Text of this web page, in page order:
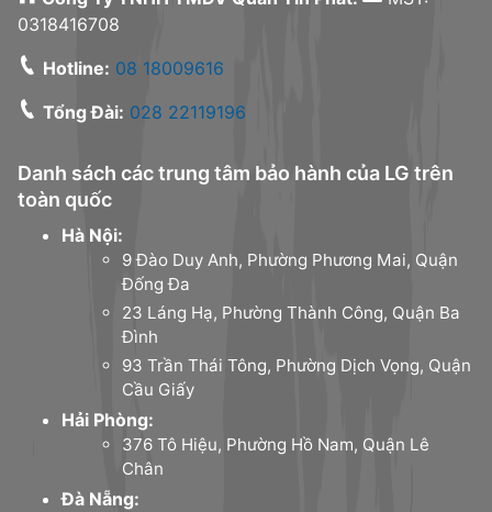
0318416708
Hotline: 08 18009616
Tổng Đài: 028 22119196
Danh sách các trung tâm bảo hành của LG trên
toàn quốc
Hà Nội:
9 Đào Duy Anh, Phường Phương Mai, Quận
Đống Đa
23 Láng Hạ, Phường Thành Công, Quận Ba
Đình
93 Trần Thái Tông, Phường Dịch Vọng, Quận
Cầu Giấy
Hải Phòng:
376 Tô Hiệu, Phường Hồ Nam, Quận Lê
Chân
Đà Nẵng: